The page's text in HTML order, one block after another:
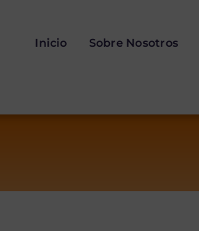
Inicio Sobre Nosotros